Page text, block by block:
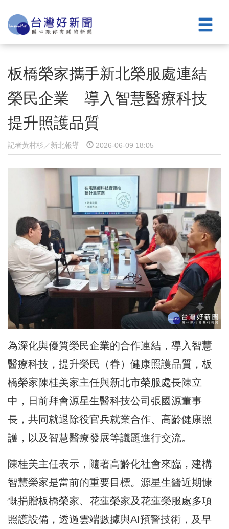
板橋榮家攜手新北榮服處連結
榮民企業 導入智慧醫療科技
提升照護品質
記者黃村杉／新北報導 2026-06-09 18:05
為深化與優質榮民企業的合作連結 ， 導入智慧
醫療科技，提升榮民（眷）健康照護品質 ， 板
橋榮家陳桂美家主任與新北市榮服處長陳立
中，日前拜會源星生醫科技公司張國源董事
長，共同就退除役官兵就業合作、高齡健康照
護，以及智慧醫療發展等議題進行交流。
陳桂美主任表示，隨著高齡化社會來臨，建構
智慧榮家是當前的重要目標。源星生醫近期慷
慨捐贈板橋榮家、花蓮榮家及花蓮榮服處多項
照護設備，透過雲端數據與AI預警技術，及早